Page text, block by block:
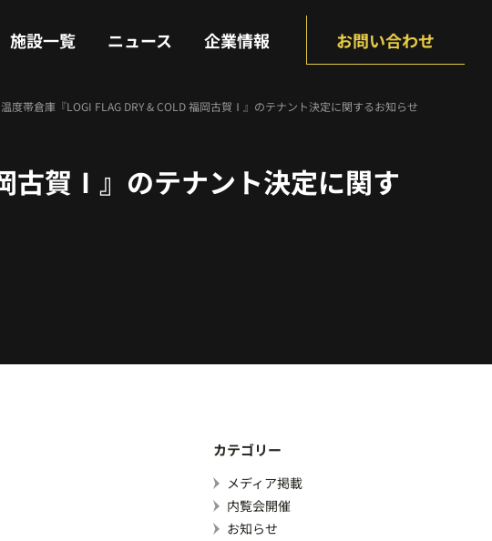
施設一覧 ニュース 企業情報 お問い合わせ
度帯倉庫『LOGI FLAG DRY & COLD 福岡古賀Ⅰ』のテナント決定に関するお知らせ
古賀Ⅰ』のテナント決定に関す
カテゴリー
メディア掲載
内覧会開催
お知らせ